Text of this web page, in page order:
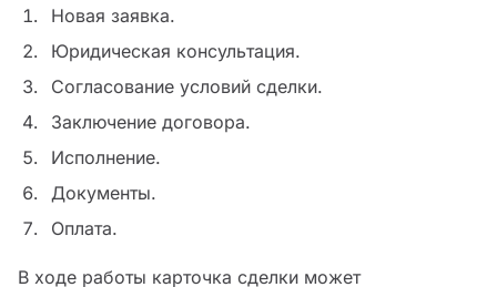
Новая заявка.
Юридическая консультация.
Согласование условий сделки.
Заключение договора.
Исполнение.
Документы.
Оплата.
В ходе работы карточка сделки может